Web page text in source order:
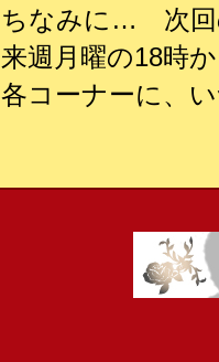
ちなみに… 次回
来週月曜の18時
各コーナーに、